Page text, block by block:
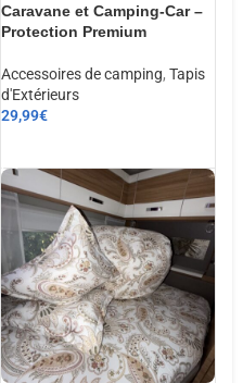
Caravane et Camping-Car –
Protection Premium
Accessoires de camping, Tapis
d'Extérieurs
29,99€